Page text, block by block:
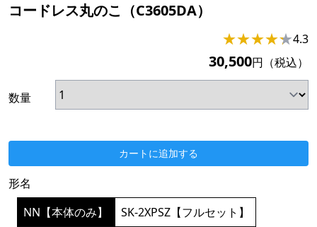
コードレス丸のこ（C3605DA）
★★★★★
★4.3
30,500円（税込）
数量
カートに追加する
形名
NN【本体のみ】
SK-2XPSZ【フルセット】